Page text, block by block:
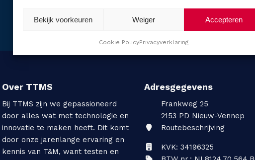
Accepteren
Weiger
Bekijk voorkeuren
Cookie PolicyPrivacyverklaring
Advies nodig? Neem contact met ons op
Over TTMS
Bij TTMS zijn we gepassioneerd
door alles wat met technologie en
innovatie te maken heeft. Dit komt
door onze jarenlange ervaring en
kennis van T&M, want testen en
Adresgegevens
Frankweg 25
2153 PD Nieuw-Vennep
Routebeschrijving
KVK: 34196325